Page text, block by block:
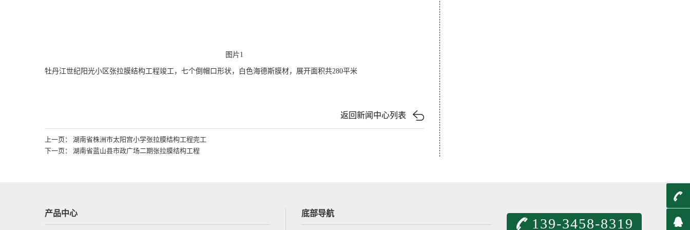
图片1
牡丹江世纪阳光小区张拉膜结构工程竣工，七个倒帽口形状，白色海德斯膜材，展开面积共280平米
返回新闻中心列表
上一页： 湖南省株洲市太阳宫小学张拉膜结构工程完工
下一页： 湖南省蓝山县市政广场二期张拉膜结构工程
产品中心 底部导航
139-3458-8319
t
q